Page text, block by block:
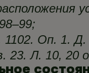
Оп. 1. Д.
23. Л. 10, 20